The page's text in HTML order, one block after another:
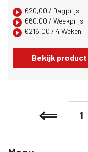
€20,00 / Dagprijs
€60,00 / Weekprijs
€216,00 / 4 Weken
Bekijk product
1